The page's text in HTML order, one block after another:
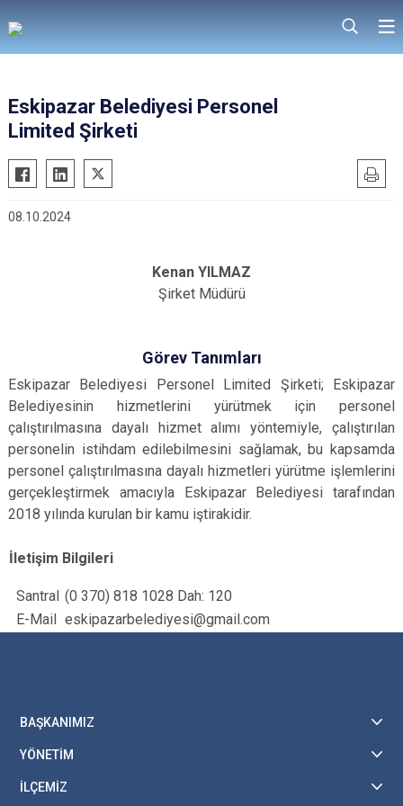
Eskipazar Belediyesi Personel
Limited Şirketi
08.10.2024
Kenan YILMAZ
Şirket Müdürü
Görev Tanımları
Eskipazar Belediyesi Personel Limited Şirketi; Eskipazar
Belediyesinin hizmetlerini yürütmek için personel
çalıştırılmasına dayalı hizmet alımı yöntemiyle, çalıştırılan
personelin istihdam edilebilmesini sağlamak, bu kapsamda
personel çalıştırılmasına dayalı hizmetleri yürütme işlemlerini
gerçekleştirmek amacıyla Eskipazar Belediyesi tarafından
2018 yılında kurulan bir kamu iştirakidir.
İletişim Bilgileri
Santral (0 370) 818 1028 Dah: 120
E-Mail eskipazarbelediyesi@gmail.com
BAŞKANIMIZ
YÖNETİM
İLÇEMİZ